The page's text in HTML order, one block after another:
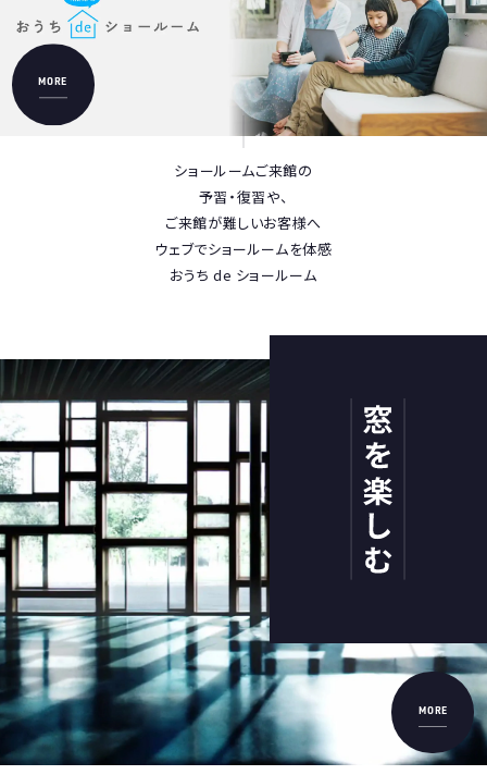
ショールームご来館の
予習・復習や、
ご来館が難しいお客様へ
ウェブでショールームを体感
おうち de ショールーム
MORE
MORE